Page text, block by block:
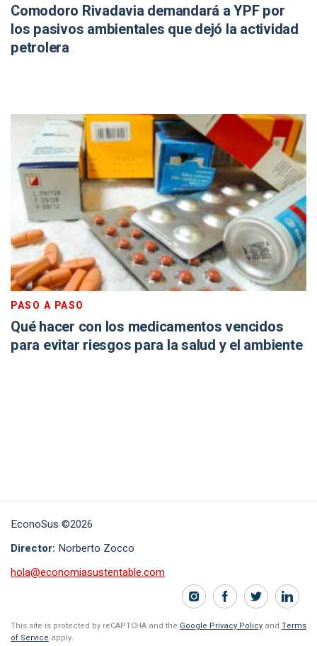
Comodoro Rivadavia demandará a YPF por
los pasivos ambientales que dejó la actividad
petrolera
PASO A PASO
Qué hacer con los medicamentos vencidos
para evitar riesgos para la salud y el ambiente
EconoSus ©2026
Director: Norberto Zocco
hola@economiasustentable.com
This site is protected by reCAPTCHA and the Google Privacy Policy and Terms
of Service apply.